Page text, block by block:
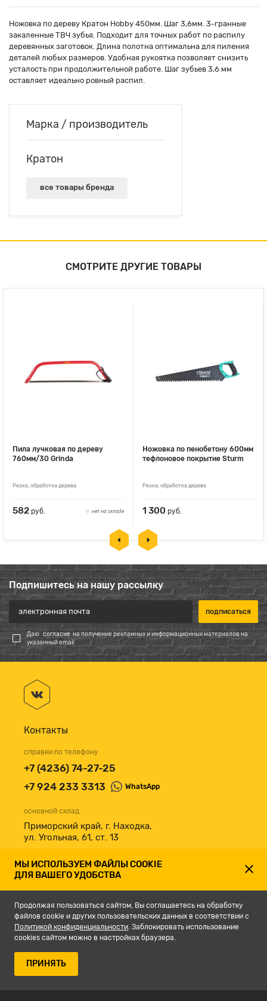
Ножовка по дереву Кратон Hobby 450мм. Шаг 3,6мм. 3-гранные
закаленные ТВЧ зубья. Подходит для точных работ по распилу
деревянных заготовок. Длина полотна оптимальна для пиления
деталей любых размеров. Удобная рукоятка позволяет снизить
усталость при продолжительной работе. Шаг зубьев 3,6 мм
оставляет идеально ровный распил.
Марка / производитель
Кратон
все товары бренда
СМОТРИТЕ ДРУГИЕ ТОВАРЫ
Пила лучковая по дереву
760мм/30 Grinda
Резка, обработка дерева
582 руб. нет на складе
Ножовка по пенобетону 600мм
тефлоновое покрытие Sturm
Резка, обработка дерева
1 300 руб.
Подпишитесь на нашу рассылку
Даю согласие на получение рекламных и информационных материалов на
указанный email
Контакты
справки по телефону
+7 (4236) 74-27-25
+7 924 233 3313
WhatsApp
основной склад
Приморский край, г. Находка,
ул. Угольная, 61, ст. 13
принимаем к оплате
© 2007-2026, Магазин строительных материалов СКЛАД13.РФ.
МЫ ИСПОЛЬЗУЕМ ФАЙЛЫ COOKIE
ДЛЯ ВАШЕГО УДОБСТВА
Продолжая пользоваться сайтом, Вы соглашаетесь на обработку
файлов cookie и других пользовательских данных в соответствии с
Политикой конфиденциальности. Заблокировать использование
cookies сайтом можно в настройках браузера.
ПРИНЯТЬ